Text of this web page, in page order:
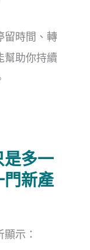
留時間、轉
幫助你持續
是多一
門新產
示：